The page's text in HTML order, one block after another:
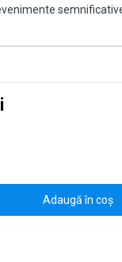
Adaugă în coș